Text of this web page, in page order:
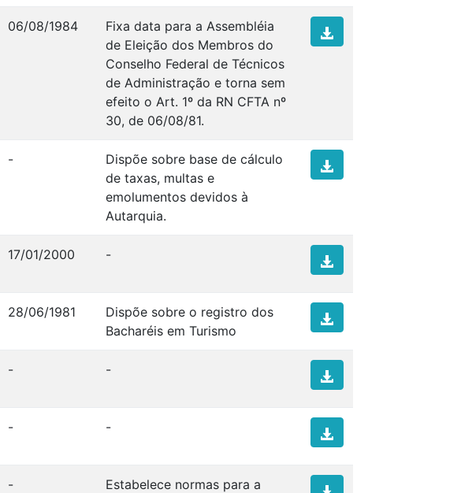
06/08/1984
Fixa data para a Assembléia
de Eleição dos Membros do
Conselho Federal de Técnicos
de Administração e torna sem
efeito o Art. 1º da RN CFTA nº
30, de 06/08/81.
-
Dispõe sobre base de cálculo
de taxas, multas e
emolumentos devidos à
Autarquia.
17/01/2000 -
28/06/1981
Dispõe sobre o registro dos
Bacharéis em Turismo
- -
- -
-
Estabelece normas para a